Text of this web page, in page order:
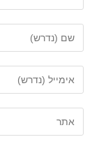
את
השם
שלך
שם
משתמש
את
כתובת
דואר
את